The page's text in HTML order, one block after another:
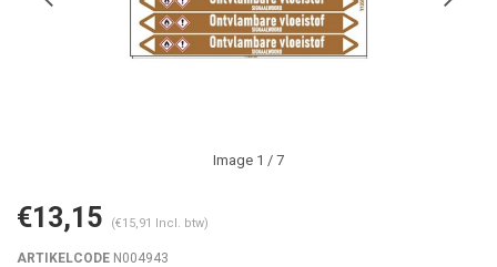
Image 1 / 7
€13,15 (€15,91 Incl. btw)
ARTIKELCODE N004943